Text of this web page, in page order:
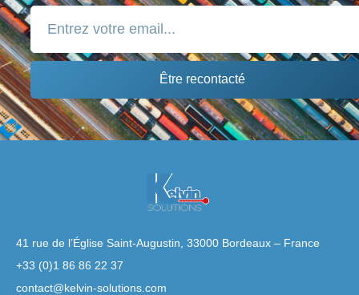
Être recontacté
41 rue de l’Église Saint-Augustin, 33000 Bordeaux – France
+33 (0)1 86 86 22 37
contact@kelvin-solutions.com